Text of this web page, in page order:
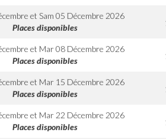
etSam 05 Décembre 2026
Places disponibles
et Mar 08 Décembre 2026
Places disponibles
et Mar 15 Décembre 2026
Places disponibles
et Mar 22 Décembre 2026
Places disponibles